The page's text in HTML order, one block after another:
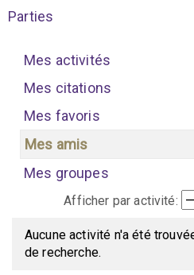
Parties
Mes activités
Mes citations
Mes favoris
Mes amis
Mes groupes
Afficher par activité:
Aucune activité n'a été
de recherche.